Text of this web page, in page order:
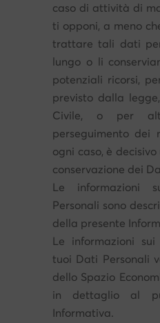
caso di attività di
ti opponi, a meno
trattare tali dati
lungo o li
potenziali ricorsi,
previsto dalla
Civile, o per
perseguimento dei
ogni caso, è
conservazione dei
Le informazioni
Personali sono
della presente
Le informazioni
tuoi Dati Personali
dello Spazio
in dettaglio al
Informativa.